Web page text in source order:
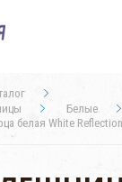
Белые
белая White